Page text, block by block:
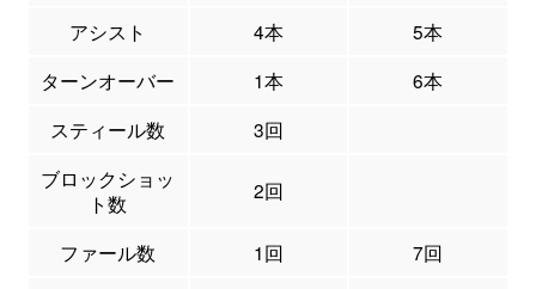
アシスト 4本
5本
ターンオーバー
1本
6本
スティール数
3回
ブロックショッ
ト数
2回
ファール数 1回
7回